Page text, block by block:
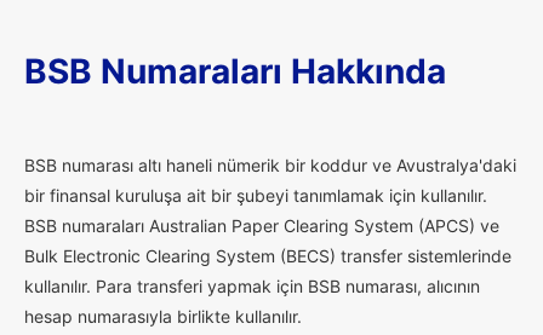
BSB Numaraları Hakkında
BSB numarası altı haneli nümerik bir koddur ve Avustralya'daki
bir finansal kuruluşa ait bir şubeyi tanımlamak için kullanılır.
BSB numaraları Australian Paper Clearing System (APCS) ve
Bulk Electronic Clearing System (BECS) transfer sistemlerinde
kullanılır. Para transferi yapmak için BSB numarası, alıcının
hesap numarasıyla birlikte kullanılır.